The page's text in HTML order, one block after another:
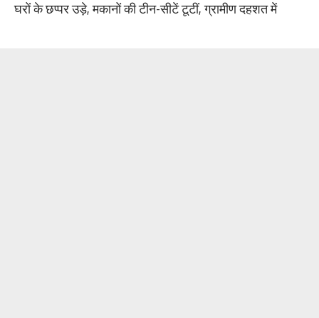
घरों के छप्पर उड़े, मकानों की टीन-सीटें टूटीं, ग्रामीण दहशत में